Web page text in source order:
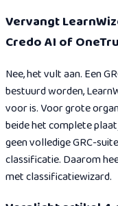
Vervangt
Credo AI of
Nee, het vult aan. Een
bestuurd worden,
voor is. Voor grote
beide het complete
geen volledige GRC-
classificatie. Daarom
met classificatiewizard.